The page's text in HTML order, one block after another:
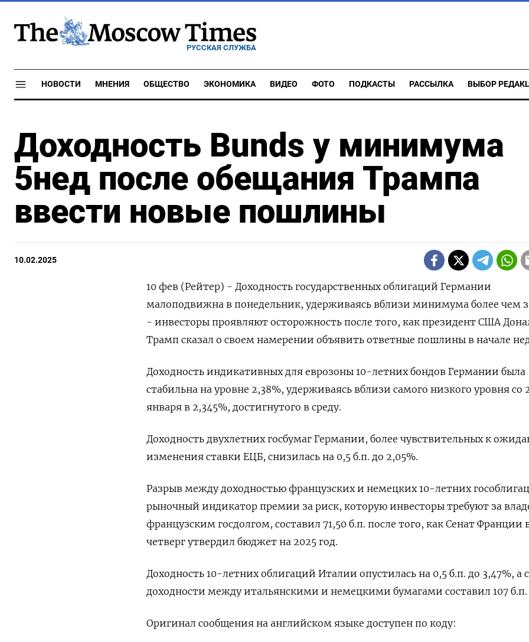
РУССКАЯ СЛУЖБА
НОВОСТИ МНЕНИЯ ОБЩЕСТВО ЭКОНОМИКА ВИДЕО ФОТО ПОДКАСТЫ РАССЫЛКА ВЫБОР
Доходность Bunds у минимума
5нед после обещания Трампа
ввести новые пошлины
10.02.2025
10 фев (Рейтер) - Доходность государственных облигаций Германии
малоподвижна в понедельник, удерживаясь вблизи минимума более чем
- инвесторы проявляют осторожность после того, как президент США
Трамп сказал о своем намерении объявить ответные пошлины в начале
Доходность индикативных для еврозоны 10-летних бондов Германии была
стабильна на уровне 2,38%, удерживаясь вблизи самого низкого уровня со
января в 2,345%, достигнутого в среду.
Доходность двухлетних госбумаг Германии, более чувствительных к
изменения ставки ЕЦБ, снизилась на 0,5 б.п. до 2,05%.
Разрыв между доходностью французских и немецких 10-летних
рыночный индикатор премии за риск, которую инвесторы требуют за
французским госдолгом, составил 71,50 б.п. после того, как Сенат Франции
четверг утвердил бюджет на 2025 год.
Доходность 10-летних облигаций Италии опустилась на 0,5 б.п. до 3,47%, а
доходности между итальянскими и немецкими бумагами составил 107 б.п.
Оригинал сообщения на английском языке доступен по коду: